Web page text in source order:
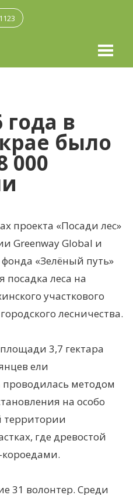
1123
года в
было
000
проекта «Посади лес»
Greenway Global и
«Зелёный путь»
посадка леса на
участкового
лесничества.
3,7 гектара
ели
методом
на особо
где древостой
31 волонтер. Среди